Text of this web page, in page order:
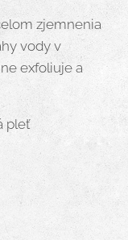
zjemnenia
vody v
exfoliuje a
pleť